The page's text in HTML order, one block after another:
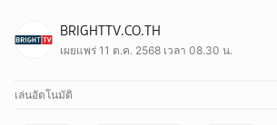
BRIGHTTV.CO.TH
เผยแพร่ 11 ต.ค. 2568 เวลา 08.30 น.
เล่นอัตโนมัติ